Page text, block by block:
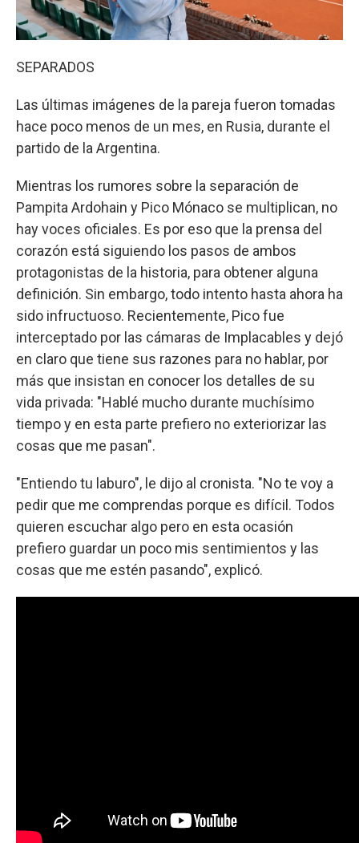
SEPARADOS
Las últimas imágenes de la pareja fueron tomadas
hace poco menos de un mes, en Rusia, durante el
partido de la Argentina.
Mientras los rumores sobre la separación de
Pampita Ardohain y Pico Mónaco se multiplican, no
hay voces oficiales. Es por eso que la prensa del
corazón está siguiendo los pasos de ambos
protagonistas de la historia, para obtener alguna
definición. Sin embargo, todo intento hasta ahora ha
sido infructuoso. Recientemente, Pico fue
interceptado por las cámaras de Implacables y dejó
en claro que tiene sus razones para no hablar, por
más que insistan en conocer los detalles de su
vida privada: "Hablé mucho durante muchísimo
tiempo y en esta parte prefiero no exteriorizar las
cosas que me pasan".
"Entiendo tu laburo", le dijo al cronista. "No te voy a
pedir que me comprendas porque es difícil. Todos
quieren escuchar algo pero en esta ocasión
prefiero guardar un poco mis sentimientos y las
cosas que me estén pasando", explicó.